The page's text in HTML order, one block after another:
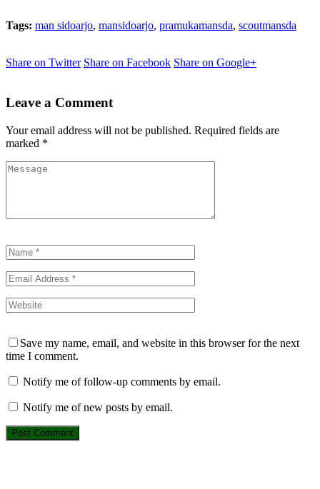
Tags: man sidoarjo, mansidoarjo, pramukamansda, scoutmansda
Share on Twitter Share on Facebook Share on Google+
Leave a Comment
Your email address will not be published. Required fields are
marked *
Save my name, email, and website in this browser for the next
time I comment.
Notify me of follow-up comments by email.
Notify me of new posts by email.